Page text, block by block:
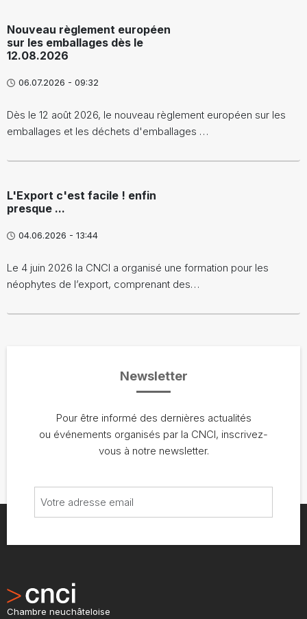
Nouveau règlement européen
sur les emballages dès le
12.08.2026
06.07.2026 - 09:32
Dès le 12 août 2026, le nouveau règlement européen sur les
emballages et les déchets d'emballages …
L'Export c'est facile ! enfin
presque ...
04.06.2026 - 13:44
Le 4 juin 2026 la CNCI a organisé une formation pour les
néophytes de l’export, comprenant des…
Newsletter
Pour être informé des dernières actualités
ou événements organisés par la CNCI, inscrivez-
vous à notre newsletter.
Chambre neuchâteloise